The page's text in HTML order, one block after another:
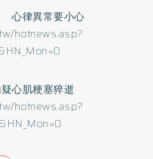
心律異常要小心
hotnews.asp?
心肌梗塞猝逝
hotnews.asp?